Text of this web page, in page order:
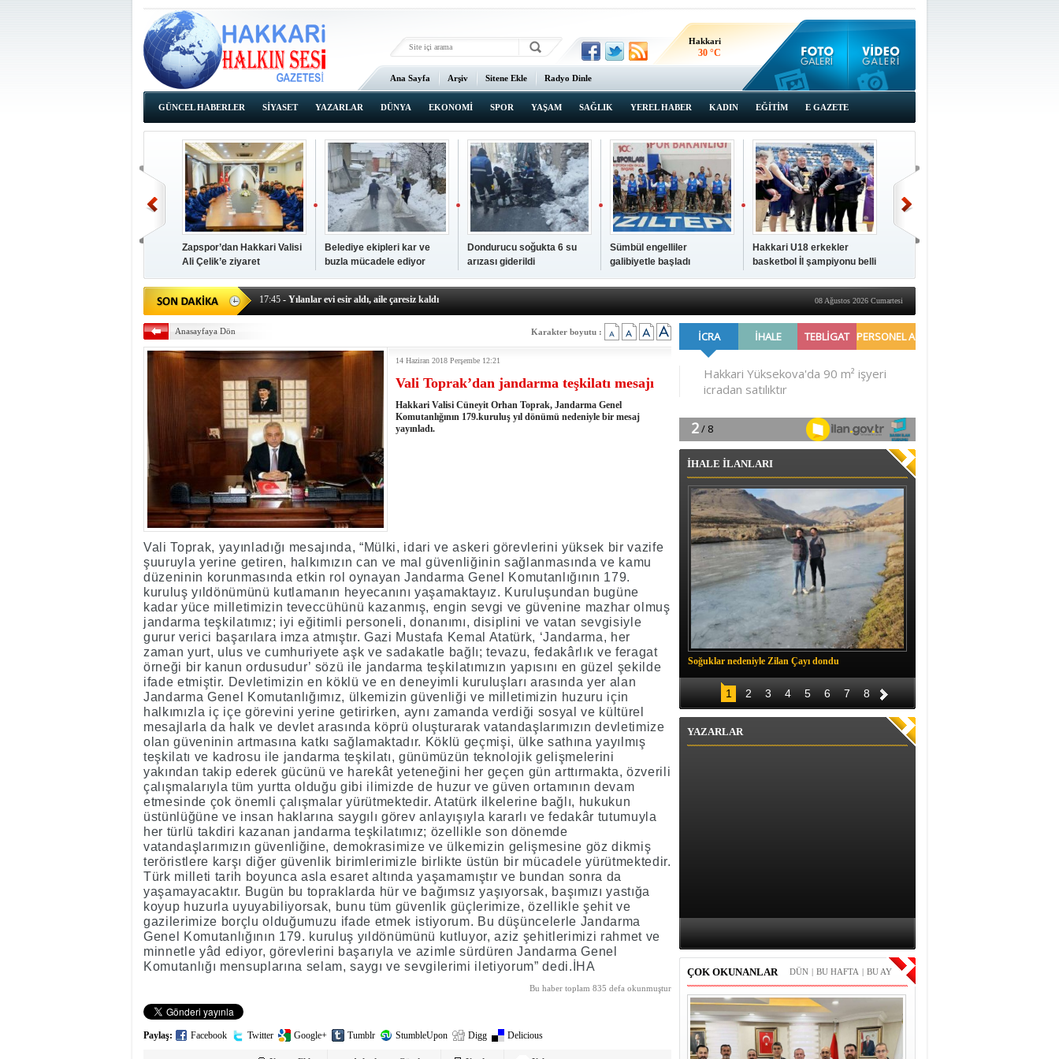
Hakkari
30 °C
Ana Sayfa Arşiv Sitene Ekle Radyo Dinle
GÜNCEL HABERLER SİYASET YAZARLAR DÜNYA EKONOMİ SPOR YAŞAM SAĞLIK YEREL HABER KADIN EĞİTİM E GAZETE
Zapspor’dan Hakkari Valisi
Ali Çelik’e ziyaret
Belediye ekipleri kar ve
buzla mücadele ediyor
Dondurucu soğukta 6 su
arızası giderildi
Sümbül engelliler
galibiyetle başladı
Hakkari U18 erkekler
basketbol İl şampiyonu belli
oldu
Toplantısı yapıldı
17:45 - Yılanlar evi esir aldı, aile çaresiz kaldı
17:43- Hakkari Cumhuriyet Başsavcısı Ufuk Turan görevine başladı
17:37- Başkan Büyüksu: Gençlerimiz için geleceğe yatırım yapıyoruz
17:35- Hakkari'ye Raftingde Çifte Gurur
17:32- Dağcı Yüksel Işık'ın izini köylüler buldu
17:30- Hayvanlar Şarbona karşı aşılanıyor
17:27- Hakkari'de yaz ortasında kış manzarası
19:22- Cennet-Cehennem Vadisi'nde tarihi güreş finali
19:19 - CHP Hakkari ve 26 il başkanını görevden aldı
19:17
- Cennet Cehennem Vadisi'nde şampiyonluk mücadelesi start aldı
19:13- Bakan Yardımcısı Çelik, Aşiret Lideri Keskin'i ziyaret etti
19:10- Hakkari'de 503 kilogram Esrar ele geçirildi
19:08- Bakan Yardımcısı Ali Çelik Hakkari’de sevgi seli
08 Ağustos 2026 Cumartesi
Anasayfaya Dön Karakter boyutu :
14 Haziran 2018 Perşembe 12:21
Vali Toprak’dan jandarma teşkilatı mesajı
Hakkari Valisi Cüneyit Orhan Toprak, Jandarma Genel
Komutanlığının 179.kuruluş yıl dönümü nedeniyle bir mesaj
yayınladı.
Vali Toprak, yayınladığı mesajında, “Mülki, idari ve askeri görevlerini yüksek bir vazife
şuuruyla yerine getiren, halkımızın can ve mal güvenliğinin sağlanmasında ve kamu
düzeninin korunmasında etkin rol oynayan Jandarma Genel Komutanlığının 179.
kuruluş yıldönümünü kutlamanın heyecanını yaşamaktayız. Kuruluşundan bugüne
kadar yüce milletimizin teveccühünü kazanmış, engin sevgi ve güvenine mazhar olmuş
jandarma teşkilatımız; iyi eğitimli personeli, donanımı, disiplini ve vatan sevgisiyle
gurur verici başarılara imza atmıştır. Gazi Mustafa Kemal Atatürk, ‘Jandarma, her
zaman yurt, ulus ve cumhuriyete aşk ve sadakatle bağlı; tevazu, fedakârlık ve feragat
örneği bir kanun ordusudur’ sözü ile jandarma teşkilatımızın yapısını en güzel şekilde
ifade etmiştir. Devletimizin en köklü ve en deneyimli kuruluşları arasında yer alan
Jandarma Genel Komutanlığımız, ülkemizin güvenliği ve milletimizin huzuru için
halkımızla iç içe görevini yerine getirirken, aynı zamanda verdiği sosyal ve kültürel
mesajlarla da halk ve devlet arasında köprü oluşturarak vatandaşlarımızın devletimize
olan güveninin artmasına katkı sağlamaktadır. Köklü geçmişi, ülke sathına yayılmış
teşkilatı ve kadrosu ile jandarma teşkilatı, günümüzün teknolojik gelişmelerini
yakından takip ederek gücünü ve harekât yeteneğini her geçen gün arttırmakta, özverili
çalışmalarıyla tüm yurtta olduğu gibi ilimizde de huzur ve güven ortamının devam
etmesinde çok önemli çalışmalar yürütmektedir. Atatürk ilkelerine bağlı, hukukun
üstünlüğüne ve insan haklarına saygılı görev anlayışıyla kararlı ve fedakâr tutumuyla
her türlü takdiri kazanan jandarma teşkilatımız; özellikle son dönemde
vatandaşlarımızın güvenliğine, demokrasimize ve ülkemizin gelişmesine göz dikmiş
teröristlere karşı diğer güvenlik birimlerimizle birlikte üstün bir mücadele yürütmektedir.
Türk milleti tarih boyunca asla esaret altında yaşamamıştır ve bundan sonra da
yaşamayacaktır. Bugün bu topraklarda hür ve bağımsız yaşıyorsak, başımızı yastığa
koyup huzurla uyuyabiliyorsak, bunu tüm güvenlik güçlerimize, özellikle şehit ve
gazilerimize borçlu olduğumuzu ifade etmek istiyorum. Bu düşüncelerle Jandarma
Genel Komutanlığının 179. kuruluş yıldönümünü kutluyor, aziz şehitlerimizi rahmet ve
minnetle yâd ediyor, görevlerini başarıyla ve azimle sürdüren Jandarma Genel
Komutanlığı mensuplarına selam, saygı ve sevgilerimi iletiyorum” dedi.İHA
Bu haber toplam 835 defa okunmuştur
Paylaş: Facebook Twitter Google+ Tumblr StumbleUpon Digg Delicious
İHALE İLANLARI
Soğuklar nedeniyle Zilan Çayı dondu
1 2 3 4 5 6 7 8
YAZARLAR
ÇOK OKUNANLAR BU AY
|
BU HAFTA
|
DÜN